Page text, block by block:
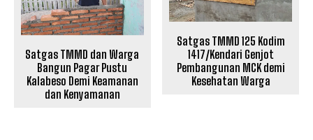
Satgas TMMD dan Warga
Bangun Pagar Pustu
Kalabeso Demi Keamanan
dan Kenyamanan
Satgas TMMD 125 Kodim
1417/Kendari Genjot
Pembangunan MCK demi
Kesehatan Warga